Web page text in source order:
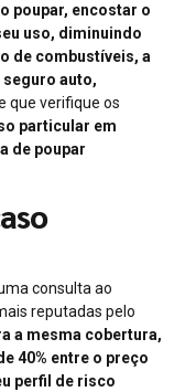
poupar, encostar o
uso, diminuindo
de combustíveis, a
seguro auto,
que verifique os
particular em
de poupar
consulta ao
reputadas pelo
a mesma cobertura,
40% entre o preço
perfil de risco